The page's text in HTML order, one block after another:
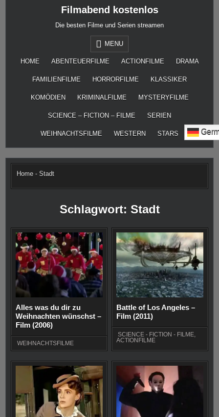
Filmabend kostenlos
Die besten Filme und Serien streamen
MENU
HOME ABENTEUERFILME ACTIONFILME DRAMA
FAMILIENFILME HORRORFILME KLASSIKER
KOMÖDIEN KRIMINALFILME MYSTERYFILME
SCIENCE – FICTION – FILME SERIEN
WEIHNACHTSFILME WESTERN STARS
Home -Stadt
Schlagwort: Stadt
Alles was du dir zu
Weihnachten wünschst –
Film (2006)
WEIHNACHTSFILME
Battle of Los Angeles –
Film (2011)
SCIENCE - FICTION - FILME,
ACTIONFILME